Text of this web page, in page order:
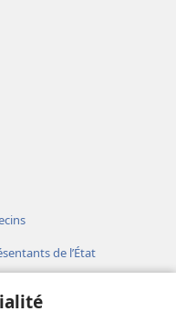
de l’État